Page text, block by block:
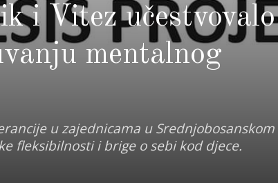
i Vitez učestvovalo
mentalnog
u zajednicama u Srednjobosanskom
fleksibilnosti i brige o sebi kod djece.